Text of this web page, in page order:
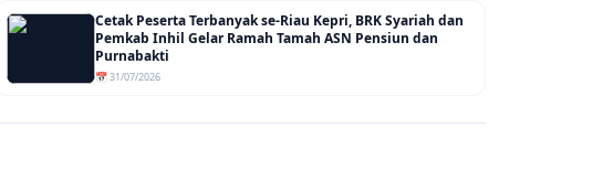
Cetak Peserta Terbanyak se-Riau Kepri, BRK Syariah dan
Pemkab Inhil Gelar Ramah Tamah ASN Pensiun dan
Purnabakti
📅 31/07/2026